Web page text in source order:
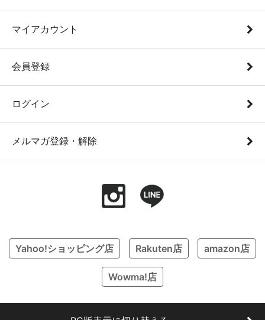
マイアカウント
会員登録
ログイン
メルマガ登録・解除
Yahoo!ショッピング店 Rakuten店 amazon店
Wowma!店